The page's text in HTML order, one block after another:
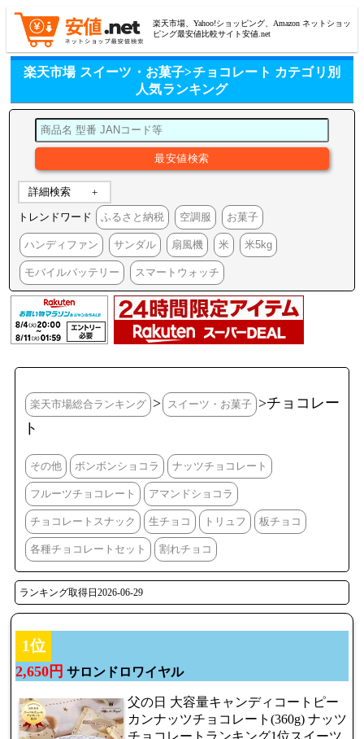
楽天市場、Yahoo!ショッピング、Amazon ネットショッ
ピング最安値比較サイト安値.net
楽天市場 スイーツ・お菓子>チョコレート カテゴリ別
人気ランキング
詳細検索
トレンドワード ふるさと納税 空調服 お菓子
ハンディファン サンダル 扇風機 米 米5kg
モバイルバッテリー スマートウォッチ
楽天市場総合ランキング > スイーツ・お菓子
>チョコレー
ト
その他 ボンボンショコラ ナッツチョコレート
フルーツチョコレート アマンドショコラ
チョコレートスナック 生チョコ トリュフ 板チョコ
各種チョコレートセット 割れチョコ
ランキング取得日2026-06-29
1位
2,650円 サロンドロワイヤル
父の日 大容量キャンディコートピー
カンナッツチョコレート(360g) ナッツ